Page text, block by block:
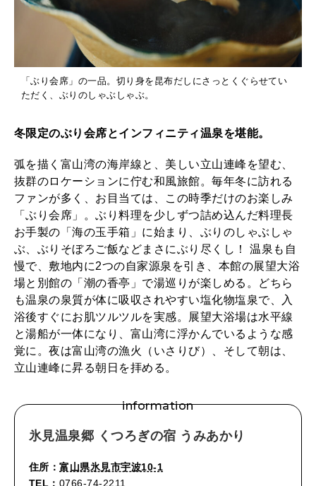
「ぶり会席」の一品。切り身を昆布だしにさっとくぐらせてい
ただく、ぶりのしゃぶしゃぶ。
冬限定のぶり会席とインフィニティ温泉を堪能。
弧を描く富山湾の海岸線と、美しい立山連峰を望む、
抜群のロケーションに佇む和風旅館。毎年冬に訪れる
ファンが多く、お目当ては、この時季だけのお楽しみ
「ぶり会席」。ぶり料理を少しずつ詰め込んだ料理長
お手製の「海の玉手箱」に始まり、ぶりのしゃぶしゃ
ぶ、ぶりそぼろご飯などまさにぶり尽くし！ 温泉も自
慢で、敷地内に2つの自家源泉を引き、本館の展望大浴
場と別館の「潮の香亭」で湯巡りが楽しめる。どちら
も温泉の泉質が体に吸収されやすい塩化物塩泉で、入
浴後すぐにお肌ツルツルを実感。展望大浴場は水平線
と湯船が一体になり、富山湾に浮かんでいるような感
覚に。夜は富山湾の漁火（いさりび）、そして朝は、
立山連峰に昇る朝日を拝める。
information
氷見温泉郷 くつろぎの宿 うみあかり
住所：富山県氷見市宇波10-1
TEL： 0766-74-2211